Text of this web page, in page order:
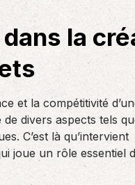
la
et la compétitivité
divers aspects tels
C’est là qu’intervient
joue un rôle essentiel